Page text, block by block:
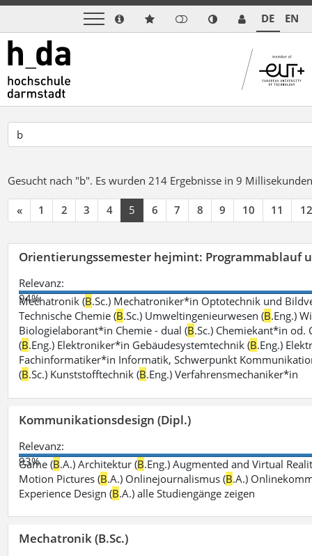
DE EN
Gesucht nach "b". Es wurden 214 Ergebnisse in 9
« 1 2 3 4 5 6 7 8 9 10 11 12
Orientierungssemester hejmint: Programmablauf
Relevanz:
94%
Mechatronik (B.Sc.) Mechatroniker*in Optotechnik und
Technische Chemie (B.Sc.) Umweltingenieurwesen (B.Eng.)
Biologielaborant*in Chemie - dual (B.Sc.) Chemiekant*in
(B.Eng.) Elektroniker*in Gebäudesystemtechnik (B.Eng.)
Fachinformatiker*in Informatik, Schwerpunkt
(B.Sc.) Kunststofftechnik (B.Eng.) Verfahrensmechaniker*in
Kommunikationsdesign (Dipl.)
Relevanz:
93%
Game (B.A.) Architektur (B.Eng.) Augmented and Virtual
Motion Pictures (B.A.) Onlinejournalismus (B.A.)
Experience Design (B.A.) alle Studiengänge zeigen
Mechatronik (B.Sc.)